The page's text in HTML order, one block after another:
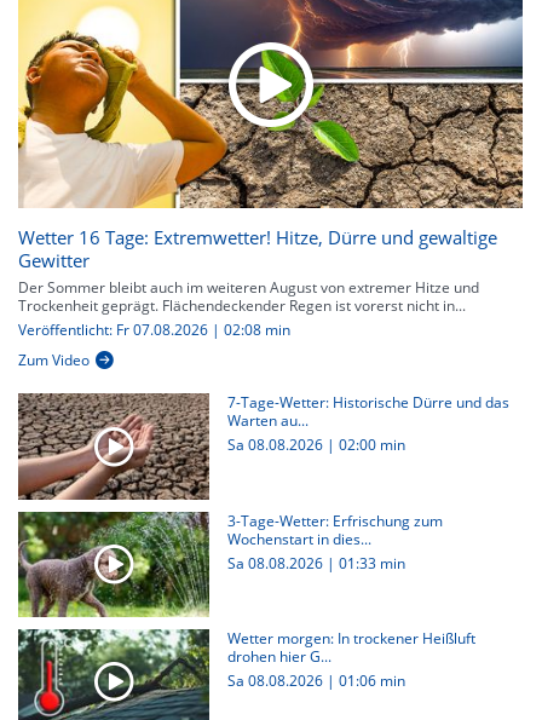
Wetter 16 Tage: Extremwetter! Hitze, Dürre und gewaltige
Gewitter
Der Sommer bleibt auch im weiteren August von extremer Hitze und
Trockenheit geprägt. Flächendeckender Regen ist vorerst nicht in...
Veröffentlicht: Fr 07.08.2026 | 02:08 min
Zum Video
7-Tage-Wetter: Historische Dürre und das
Warten au...
Sa 08.08.2026 | 02:00 min
3-Tage-Wetter: Erfrischung zum
Wochenstart in dies...
Sa 08.08.2026 | 01:33 min
Wetter morgen: In trockener Heißluft
drohen hier G...
Sa 08.08.2026 | 01:06 min